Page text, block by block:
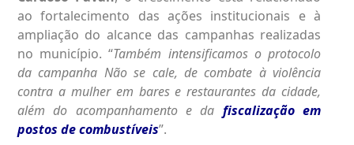
ao fortalecimento das ações institucionais e à
ampliação do alcance das campanhas realizadas
no município. “Também intensificamos o protocolo
da campanha Não se cale, de combate à violência
contra a mulher em bares e restaurantes da cidade,
além do acompanhamento e da fiscalização em
postos de combustíveis”.